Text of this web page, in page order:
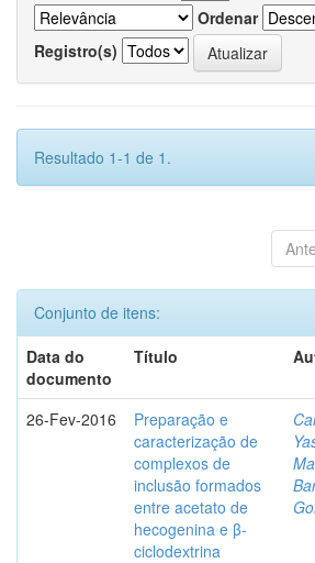
Ordenar
Registro(s)
Resultado 1-1 de 1.
Conjunto de itens:
Data do
documento
Título
26-Fev-2016
Preparação e
caracterização de
complexos de
inclusão formados
entre acetato de
hecogenina e β-
ciclodextrina